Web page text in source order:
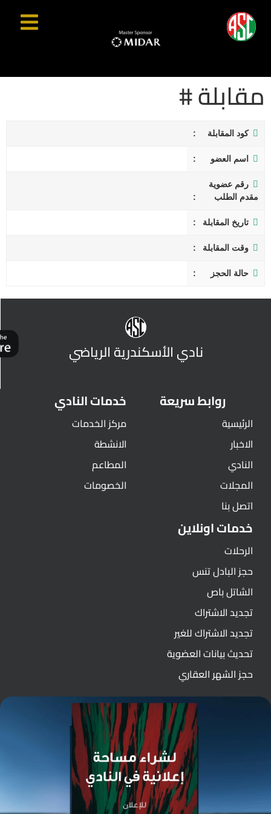
مقابلة #
كود المقابلة
اسم العضو
رقم عضوية
مقدم الطلب
تاريخ المقابلة
وقت المقابلة
حالة الحجز
نادي الأسكندرية الرياضي
روابط سريعة
الرئيسية
الاخبار
النادي
المجلات
اتصل بنا
خدمات النادي
مركز الخدمات
الانشطة
المطاعم
الخصومات
خدمات اونلاين
الرحلات
حجز البادل تنس
الشاتل باص
تجديد الاشتراك
تجديد الاشتراك للغير
تحديث بيانات العضوية
حجز الشهر العقاري